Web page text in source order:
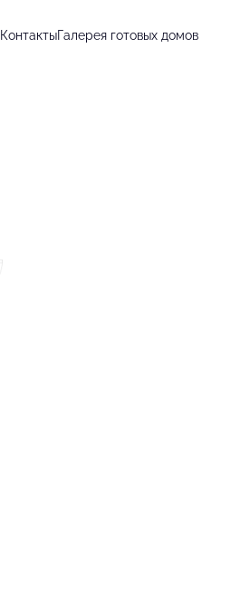
КонтактыГалерея готовых домов